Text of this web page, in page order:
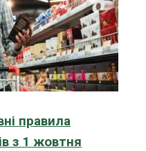
правила
з 1 жовтня